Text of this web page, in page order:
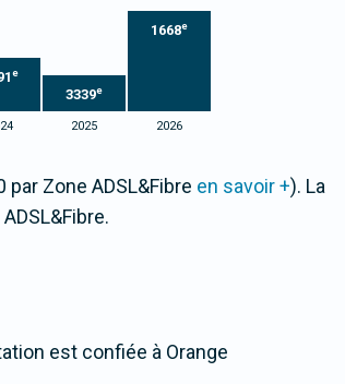
e
3339e
1668e
2025 2026
Zone ADSL&Fibre en savoir +). La
est confiée à Orange